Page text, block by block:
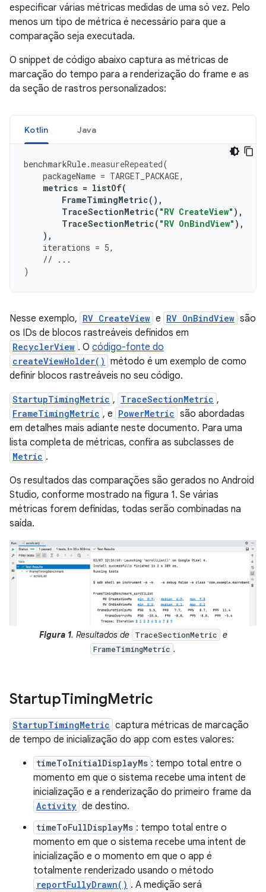
especificar várias métricas medidas de uma só vez. Pelo
menos um tipo de métrica é necessário para que a
comparação seja executada.
O snippet de código abaixo captura as métricas de
marcação do tempo para a renderização do frame e as
da seção de rastros personalizados:
Kotlin Java
benchmarkRule.measureRepeated(
packageName = TARGET_PACKAGE,
metrics = listOf(
FrameTimingMetric(),
TraceSectionMetric( "RV CreateView" ),
TraceSectionMetric( "RV OnBindView" ),
),
iterations = 5,
// ...
)
Nesse exemplo, RV CreateView e RV OnBindView são
os IDs de blocos rastreáveis definidos em
RecyclerView . O código-fonte do
createViewHolder() método é um exemplo de como
definir blocos rastreáveis no seu código.
StartupTimingMetric , TraceSectionMetric ,
FrameTimingMetric , e PowerMetric são abordadas
em detalhes mais adiante neste documento. Para uma
lista completa de métricas, confira as subclasses de
Metric .
Os resultados das comparações são gerados no Android
Studio, conforme mostrado na figura 1. Se várias
métricas forem definidas, todas serão combinadas na
saída.
Figura 1. Resultados de TraceSectionMetric e
FrameTimingMetric .
StartupTimingMetric
StartupTimingMetric captura métricas de marcação
de tempo de inicialização do app com estes valores:
timeToInitialDisplayMs : tempo total entre o
momento em que o sistema recebe uma intent de
inicialização e a renderização do primeiro frame da
Activity de destino.
timeToFullDisplayMs : tempo total entre o
momento em que o sistema recebe uma intent de
inicialização e o momento em que o app é
totalmente renderizado usando o método
reportFullyDrawn() . A medição será